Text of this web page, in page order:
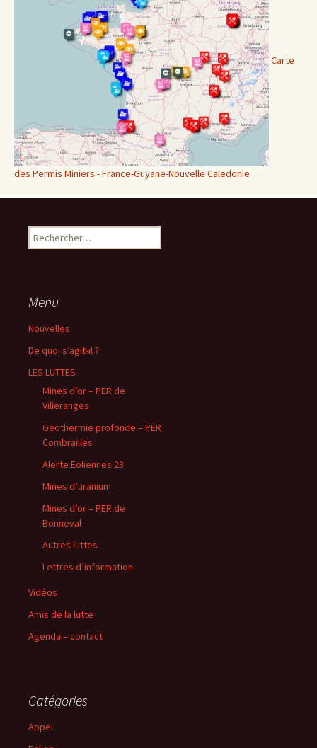
Carte
des Permis Miniers - France-Guyane-Nouvelle Caledonie
Rechercher :
Menu
Nouvelles
De quoi s’agit-il ?
LES LUTTES
Mines d’or – PER de
Villeranges
Geothermie profonde – PER
Combrailles
Alerte Eoliennes 23
Mines d’uranium
Mines d’or – PER de
Bonneval
Autres luttes
Lettres d’information
Vidéos
Amis de la lutte
Agenda – contact
Catégories
Appel